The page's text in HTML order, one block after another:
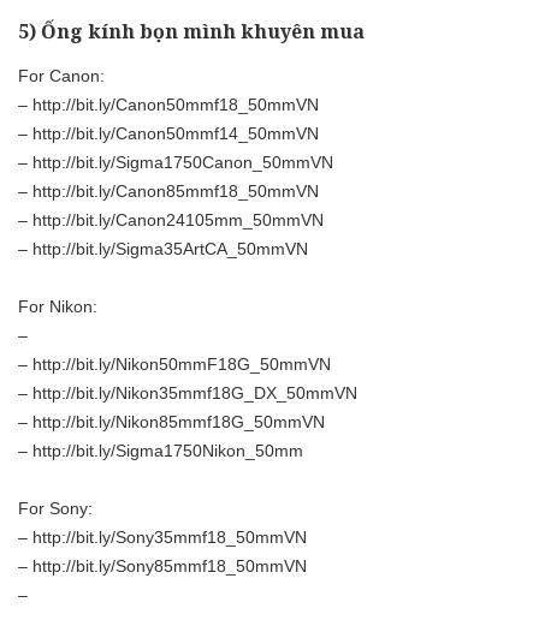
5) Ống kính bọn mình khuyên mua
For Canon:
– http://bit.ly/Canon50mmf18_50mmVN
– http://bit.ly/Canon50mmf14_50mmVN
– http://bit.ly/Sigma1750Canon_50mmVN
– http://bit.ly/Canon85mmf18_50mmVN
– http://bit.ly/Canon24105mm_50mmVN
– http://bit.ly/Sigma35ArtCA_50mmVN
For Nikon:
–
– http://bit.ly/Nikon50mmF18G_50mmVN
– http://bit.ly/Nikon35mmf18G_DX_50mmVN
– http://bit.ly/Nikon85mmf18G_50mmVN
– http://bit.ly/Sigma1750Nikon_50mm
For Sony:
– http://bit.ly/Sony35mmf18_50mmVN
– http://bit.ly/Sony85mmf18_50mmVN
–